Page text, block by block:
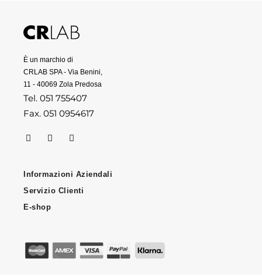
È un marchio di
CRLAB SPA - Via Benini,
11 - 40069 Zola Predosa
Tel. 051 755407
Fax. 051 0954617
Informazioni Aziendali
Servizio Clienti
E-shop